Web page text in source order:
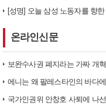
온라인신문
보완수사권 폐지라는 가짜 개혁